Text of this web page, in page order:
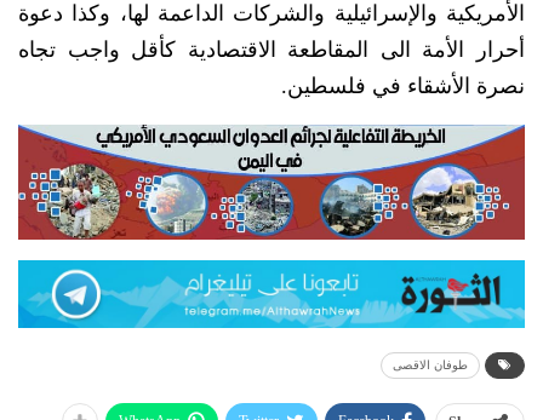
الأمريكية والإسرائيلية والشركات الداعمة لها، وكذا دعوة
أحرار الأمة الى المقاطعة الاقتصادية كأقل واجب تجاه
نصرة الأشقاء في فلسطين.
طوفان الاقصى